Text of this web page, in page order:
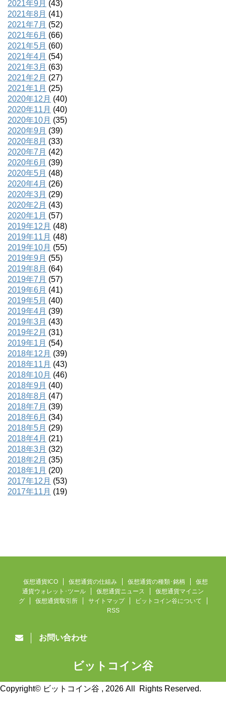
2021年9月 (43)
2021年8月 (41)
2021年7月 (52)
2021年6月 (66)
2021年5月 (60)
2021年4月 (54)
2021年3月 (63)
2021年2月 (27)
2021年1月 (25)
2020年12月 (40)
2020年11月 (40)
2020年10月 (35)
2020年9月 (39)
2020年8月 (33)
2020年7月 (42)
2020年6月 (39)
2020年5月 (48)
2020年4月 (26)
2020年3月 (29)
2020年2月 (43)
2020年1月 (57)
2019年12月 (48)
2019年11月 (48)
2019年10月 (55)
2019年9月 (55)
2019年8月 (64)
2019年7月 (57)
2019年6月 (41)
2019年5月 (40)
2019年4月 (39)
2019年3月 (43)
2019年2月 (31)
2019年1月 (54)
2018年12月 (39)
2018年11月 (43)
2018年10月 (46)
2018年9月 (40)
2018年8月 (47)
2018年7月 (39)
2018年6月 (34)
2018年5月 (29)
2018年4月 (21)
2018年3月 (32)
2018年2月 (35)
2018年1月 (20)
2017年12月 (53)
2017年11月 (19)
仮想通貨ICO 仮想通貨の仕組み 仮想通貨の種類･銘柄
仮想
通貨ウォレット･ツール
仮想通貨ニュース
仮想通貨マイニン
グ
仮想通貨取引所 サイトマップ
ビットコイン谷について
RSS
お問い合わせ
ビットコイン谷
仮想通貨ニュース速報
Copyright© ビットコイン谷 , 2026 All Rights Reserved.